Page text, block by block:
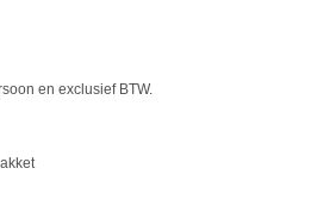
en exclusief BTW.